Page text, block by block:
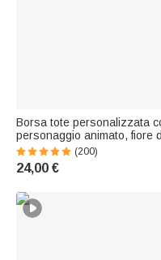
Borsa tote personalizzata
personaggio animato, fiore
nascita e nome, in velluto a
coste, grande e capiente -
Regalo di compleanno per
(200)
24,00 €